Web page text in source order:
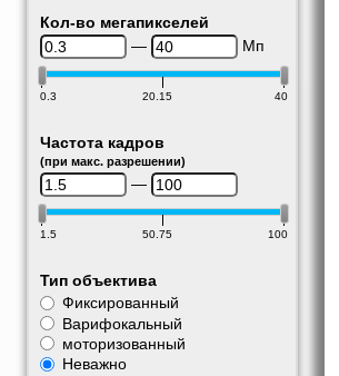
Кол-во мегапикселей
—
Мп
0.3 20.15 40
Частота кадров
(при макс. разрешении)
—
1.5 50.75 100
Тип объектива
Фиксированный
Варифокальный
моторизованный
Неважно